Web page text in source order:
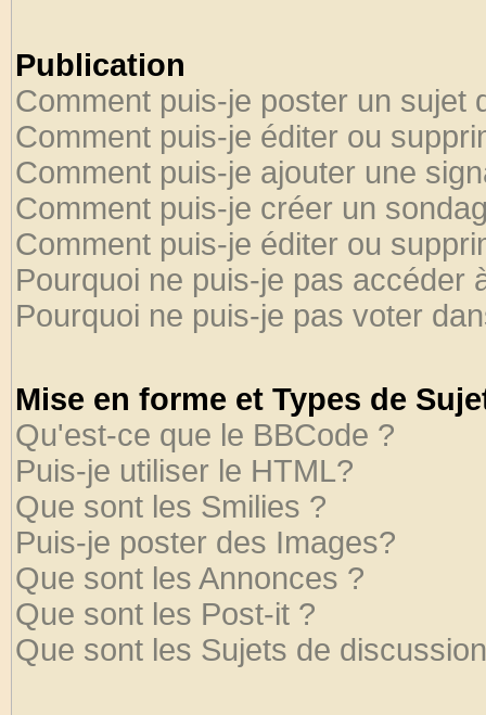
Publication
Comment puis-je poster un sujet
Comment puis-je éditer ou
Comment puis-je ajouter une
Comment puis-je créer un
Comment puis-je éditer ou
Pourquoi ne puis-je pas accéder
Pourquoi ne puis-je pas voter
Mise en forme et Types de
Qu'est-ce que le BBCode ?
Puis-je utiliser le HTML?
Que sont les Smilies ?
Puis-je poster des Images?
Que sont les Annonces ?
Que sont les Post-it ?
Que sont les Sujets de